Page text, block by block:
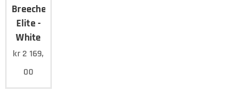
Breeches
Elite -
White
kr 2 169,
00